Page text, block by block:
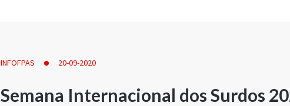
INFOFPAS 20-09-2020
Semana Internacional dos Surdos